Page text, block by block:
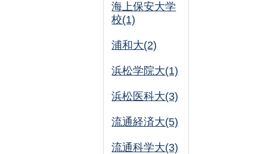
海上保安大学
校(1)
浦和大(2)
浜松学院大(1)
浜松医科大(3)
流通経済大(5)
流通科学大(3)